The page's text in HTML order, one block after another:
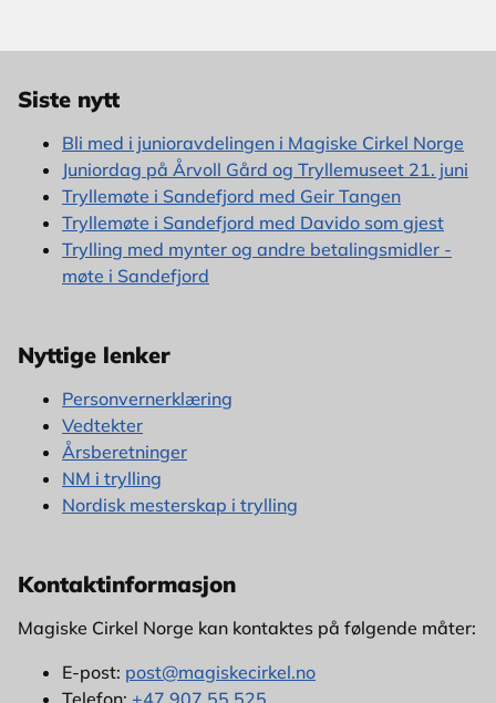
Siste nytt
Bli med i junioravdelingen i Magiske Cirkel Norge
Juniordag på Årvoll Gård og Tryllemuseet 21. juni
Tryllemøte i Sandefjord med Geir Tangen
Tryllemøte i Sandefjord med Davido som gjest
Trylling med mynter og andre betalingsmidler -
møte i Sandefjord
Nyttige lenker
Personvernerklæring
Vedtekter
Årsberetninger
NM i trylling
Nordisk mesterskap i trylling
Kontaktinformasjon
Magiske Cirkel Norge kan kontaktes på følgende måter:
E-post: post@magiskecirkel.no